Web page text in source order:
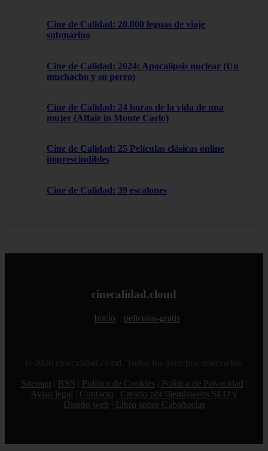
Cine de Calidad: 20.000 leguas de viaje
submarino
Cine de Calidad: 2024: Apocalipsis nuclear (Un
muchacho y su perro)
Cine de Calidad: 24 horas de la vida de una
mujer (Affair in Monte Carlo)
Cine de Calidad: 25 Películas clásicas online
imprescindibles
Cine de Calidad: 39 escalones
cinecalidad.cloud
Inicio peliculas-gratis
© 2026 cinecalidad.cloud. Todos los derechos reservados.
Sitemap
RSS Política de Cookies Política de Privacidad
Aviso legal
Contacto
Creado por 0lemiswebs SEO y
Diseño web
Libro sobre Cabañuelas